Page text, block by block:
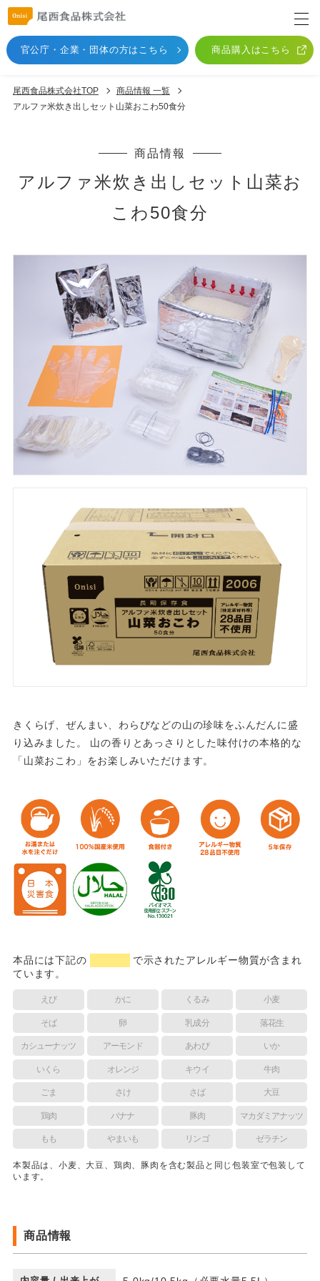
官公庁・企業・団体の方はこちら 商品購入はこちら
尾西食品株式会社TOP
商品情報 一覧
アルファ米炊き出しセット山菜おこわ50食分
商品情報
アルファ米炊き出しセット山菜お
こわ50食分
きくらげ、ぜんまい、わらびなどの山の珍味をふんだんに盛
り込みました。 山の香りとあっさりとした味付けの本格的な
「山菜おこわ」をお楽しみいただけます。
本品には下記の
で示されたアレルギー物質が含まれ
ています。
えび かに くるみ 小麦
そば 卵 乳成分 落花生
カシューナッツ アーモンド あわび いか
いくら オレンジ キウイ 牛肉
ごま さけ さば 大豆
鶏肉 バナナ 豚肉 マカダミアナッツ
もも やまいも リンゴ ゼラチン
本製品は、小麦、大豆、鶏肉、豚肉を含む製品と同じ包装室で包装して
います。
商品情報